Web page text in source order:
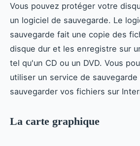
Vous pouvez protéger votre
un logiciel de sauvegarde. Le
sauvegarde fait une copie des
disque dur et les enregistre sur
tel qu'un CD ou un DVD. Vous
utiliser un service de
sauvegarder vos fichiers sur
La carte graphique